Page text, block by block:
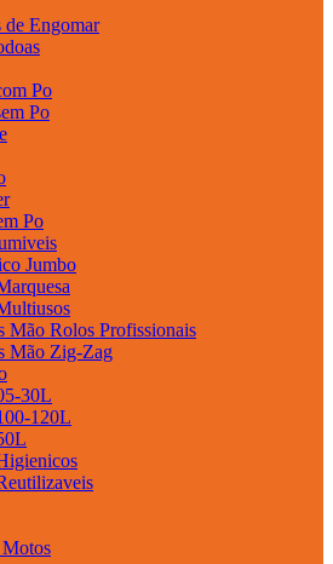
de Engomar
Po
Po
Po
Jumbo
Mão Rolos Profissionais
Mão Zig-Zag
30L
120L